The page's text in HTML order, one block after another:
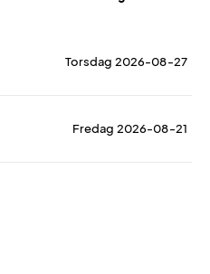
Torsdag 2026-08-27
Fredag 2026-08-21